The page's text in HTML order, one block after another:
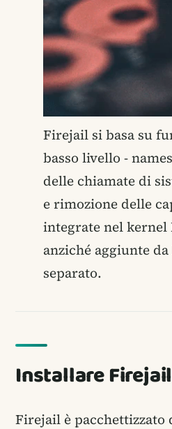
Firejail si basa su
basso livello -
delle chiamate di
e rimozione delle
integrate nel kernel
anziché aggiunte
separato.
Installare Firejail
Firejail è pacchettizzato